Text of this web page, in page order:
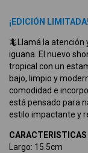
¡EDICIÓN LIMITADA!
🦎Llamá la atención
iguana. El nuevo
tropical con un
bajo, limpio y
comodidad e
está pensado para
estilo impactante y
CARACTERISTICAS |
Largo: 15.5cm